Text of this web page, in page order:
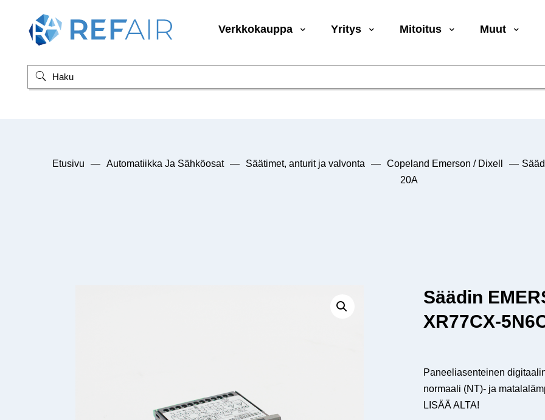
Verkkokauppa Yritys Mitoitus Muut
Etusivu — Automatiikka Ja Sähköosat — Säätimet, anturit ja valvonta — Copeland Emerson / Dixell —
20A
Säädin
XR77CX-
Paneeliasenteinen
normaali (NT)- ja
LISÄÄ ALTA!